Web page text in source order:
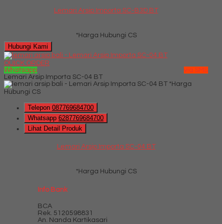
Lemari Arsip Importa SC-B3D BT
*Harga Hubungi CS
Hubungi Kami
QUICK ORDER
Whatsapp
via SMS
Lemari Arsip Importa SC-04 BT
*Harga
Hubungi CS
Telepon 087769684700
Whatsapp 6287769684700
Lihat Detail Produk
Lemari Arsip Importa SC-04 BT
*Harga Hubungi CS
Info Bank
BCA
Rek. 5120598831
An. Nanda Kartikasari